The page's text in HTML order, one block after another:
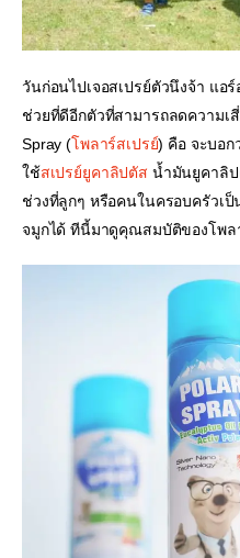
วันก่อนไปเจอสเปรย์ตัวนึงจ้า แอ
ช่วยที่ดีอีกตัวที่สามารถลดความเ
Spray (โพลาร์สเปรย์) คือ จะบอก
ใช้สเปรย์ยูคาลิปตัส น้ำมันยูคาลิป
ช่วงที่ลูกๆ หรือคนในครอบครัวเ
จมูกได้ ทีนี้มาดูคุณสมบัติของโพล